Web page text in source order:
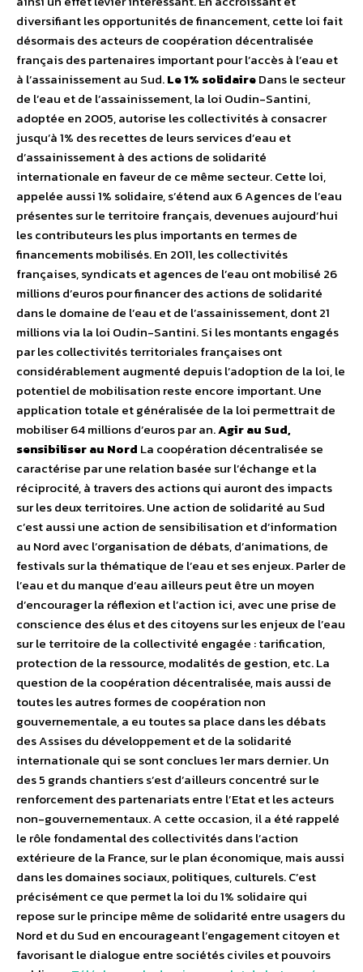
diversifiant les opportunités de financement, cette loi fait
désormais des acteurs de coopération décentralisée
français des partenaires important pour l’accès à l’eau et
à l’assainissement au Sud.Le 1% solidaireDans le secteur
de l’eau et de l’assainissement, la loi Oudin-Santini,
adoptée en 2005, autorise les collectivités à consacrer
jusqu’à 1% des recettes de leurs services d’eau et
d’assainissement à des actions de solidarité
internationale en faveur de ce même secteur. Cette loi,
appelée aussi 1% solidaire, s’étend aux 6 Agences de l’eau
présentes sur le territoire français, devenues aujourd’hui
les contributeurs les plus importants en termes de
financements mobilisés. En 2011, les collectivités
françaises, syndicats et agences de l’eau ont mobilisé 26
millions d’euros pour financer des actions de solidarité
dans le domaine de l’eau et de l’assainissement, dont 21
millions via la loi Oudin-Santini. Si les montants engagés
par les collectivités territoriales françaises ont
considérablement augmenté depuis l’adoption de la loi, le
potentiel de mobilisation reste encore important. Une
application totale et généralisée de la loi permettrait de
mobiliser 64 millions d’euros par an.Agir au Sud,
sensibiliser au Nord La coopération décentralisée se
caractérise par une relation basée sur l’échange et la
réciprocité, à travers des actions qui auront des impacts
sur les deux territoires. Une action de solidarité au Sud
c’est aussi une action de sensibilisation et d’information
au Nord avec l’organisation de débats, d’animations, de
festivals sur la thématique de l’eau et ses enjeux. Parler de
l’eau et du manque d’eau ailleurs peut être un moyen
d’encourager la réflexion et l’action ici, avec une prise de
conscience des élus et des citoyens sur les enjeux de l’eau
sur le territoire de la collectivité engagée : tarification,
protection de la ressource, modalités de gestion, etc. La
question de la coopération décentralisée, mais aussi de
toutes les autres formes de coopération non
gouvernementale, a eu toutes sa place dans les débats
des Assises du développement et de la solidarité
internationale qui se sont conclues 1er mars dernier. Un
des 5 grands chantiers s’est d’ailleurs concentré sur le
renforcement des partenariats entre l’Etat et les acteurs
non-gouvernementaux. A cette occasion, il a été rappelé
le rôle fondamental des collectivités dans l’action
extérieure de la France, sur le plan économique, mais aussi
dans les domaines sociaux, politiques, culturels. C’est
précisément ce que permet la loi du 1% solidaire qui
repose sur le principe même de solidarité entre usagers du
Nord et du Sud en encourageant l’engagement citoyen et
favorisant le dialogue entre sociétés civiles et pouvoirs